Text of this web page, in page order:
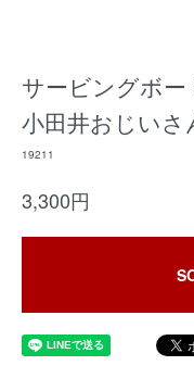
サービングボ
小田井おじいさ
19211
3,300円